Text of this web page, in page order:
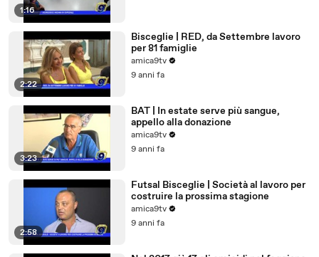
1:16
2:22
Bisceglie | RED, da Settembre lavoro
per 81 famiglie
amica9tv
9 anni fa
3:23
BAT | In estate serve più sangue,
appello alla donazione
amica9tv
9 anni fa
2:58
Futsal Bisceglie | Società al lavoro per
costruire la prossima stagione
amica9tv
9 anni fa